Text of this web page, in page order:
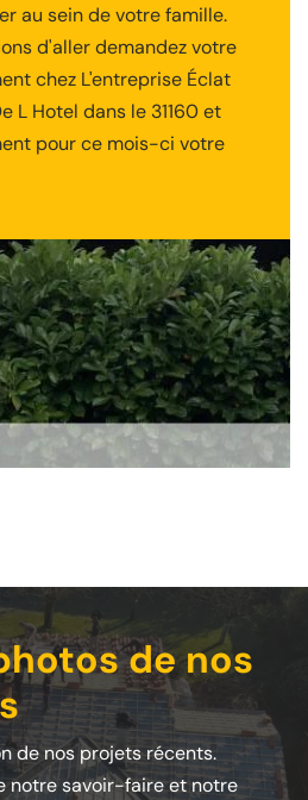
au sein de votre famille.
d'aller demandez votre
chez L'entreprise Éclat
L Hotel dans le 31160 et
pour ce mois-ci votre
de nos
de nos projets récents.
notre savoir-faire et notre